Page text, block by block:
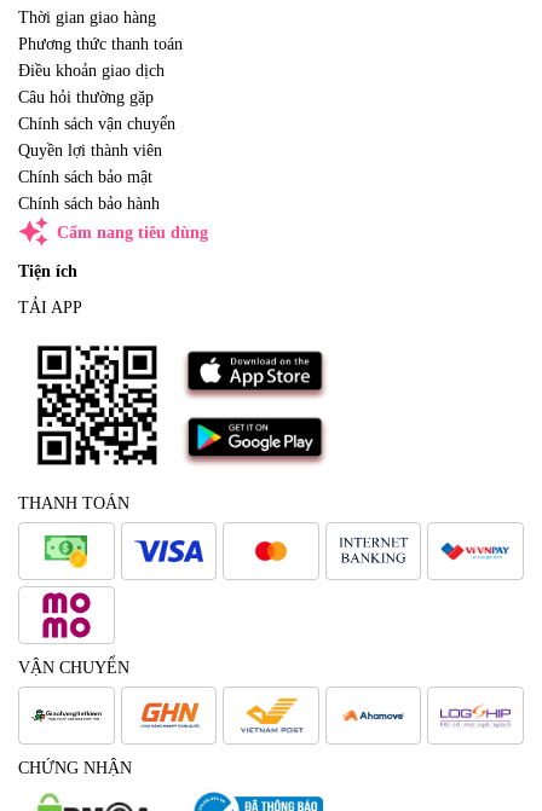
Thời gian giao hàng
Phương thức thanh toán
Điều khoản giao dịch
Câu hỏi thường gặp
Chính sách vận chuyển
Quyền lợi thành viên
Chính sách bảo mật
Chính sách bảo hành
auto_awesome Cẩm nang tiêu dùng
Tiện ích
TẢI APP
THANH TOÁN
VẬN CHUYỂN
CHỨNG NHẬN